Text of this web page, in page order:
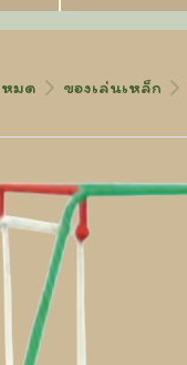
มด ของเล่นเหล็ก